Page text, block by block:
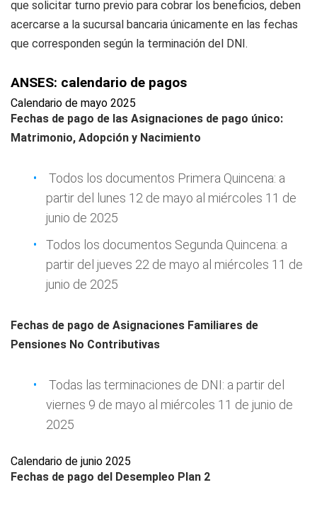
que solicitar turno previo para cobrar los beneficios, deben
acercarse a la sucursal bancaria únicamente en las fechas
que corresponden según la terminación del DNI.
ANSES: calendario de pagos
Calendario de mayo 2025
Fechas de pago de las Asignaciones de pago único:
Matrimonio, Adopción y Nacimiento
Todos los documentos Primera Quincena: a
partir del lunes 12 de mayo al miércoles 11 de
junio de 2025
Todos los documentos Segunda Quincena: a
partir del jueves 22 de mayo al miércoles 11 de
junio de 2025
Fechas de pago de Asignaciones Familiares de
Pensiones No Contributivas
Todas las terminaciones de DNI: a partir del
viernes 9 de mayo al miércoles 11 de junio de
2025
Calendario de junio 2025
Fechas de pago del Desempleo Plan 2